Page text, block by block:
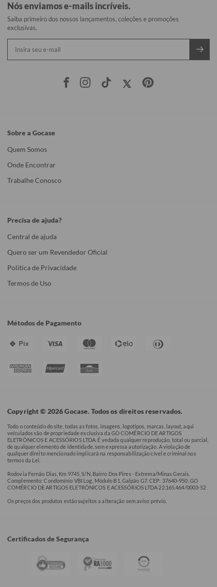
Nós enviamos e-mails incríveis.
Saiba primeiro dos nossos lançamentos, coleções e promoções
exclusivas.
Sobre a Gocase
Quem Somos
Onde Encontrar
Trabalhe Conosco
Precisa de ajuda?
Central de ajuda
Quero ser um Revendedor Oficial
Política de Privacidade
Termos de Uso
Métodos de Pagamento
Pix
Copyright © 2026 Gocase. Todos os direitos reservados.
Todo o conteúdo do site, todas as fotos, imagens, logotipos, marcas, layout, aqui
veículados são de propriedade exclusiva da GO COMÉRCIO DE ARTIGOS
ELETRÔNICOS E ACESSÓRIOS LTDA. É vedada qualquer reprodução, total ou parcial,
de qualquer elemento de identidade, sem expressa autorização. A violação de
qualquer direito mencionado implicará na responsabilização cível e criminal nos
termos da Lei.
Rodovia Fernão Dias, Km 9745, S/N, Bairro Dos Pires - Extrema/Minas Gerais.
Complemento: Condomínio VBI Log, Módulo B1, Galpão G7. CEP: 37640-950. GO
COMÉRCIO DE ARTIGOS ELETRÔNICOS E ACESSÓRIOS LTDA 22.165.464/0003-52
Os preços dos produtos estão sujeitos a alteração sem aviso prévio.
Certificados de Segurança